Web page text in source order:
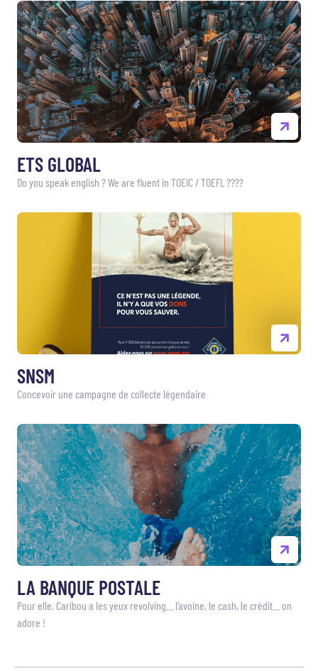
ETS GLOBAL
Do you speak english ? We are fluent in TOEIC / TOEFL ????
SNSM
Concevoir une campagne de collecte légendaire
LA BANQUE POSTALE
Pour elle, Caribou a les yeux revolving… l’avoine, le cash, le crédit… on
adore !